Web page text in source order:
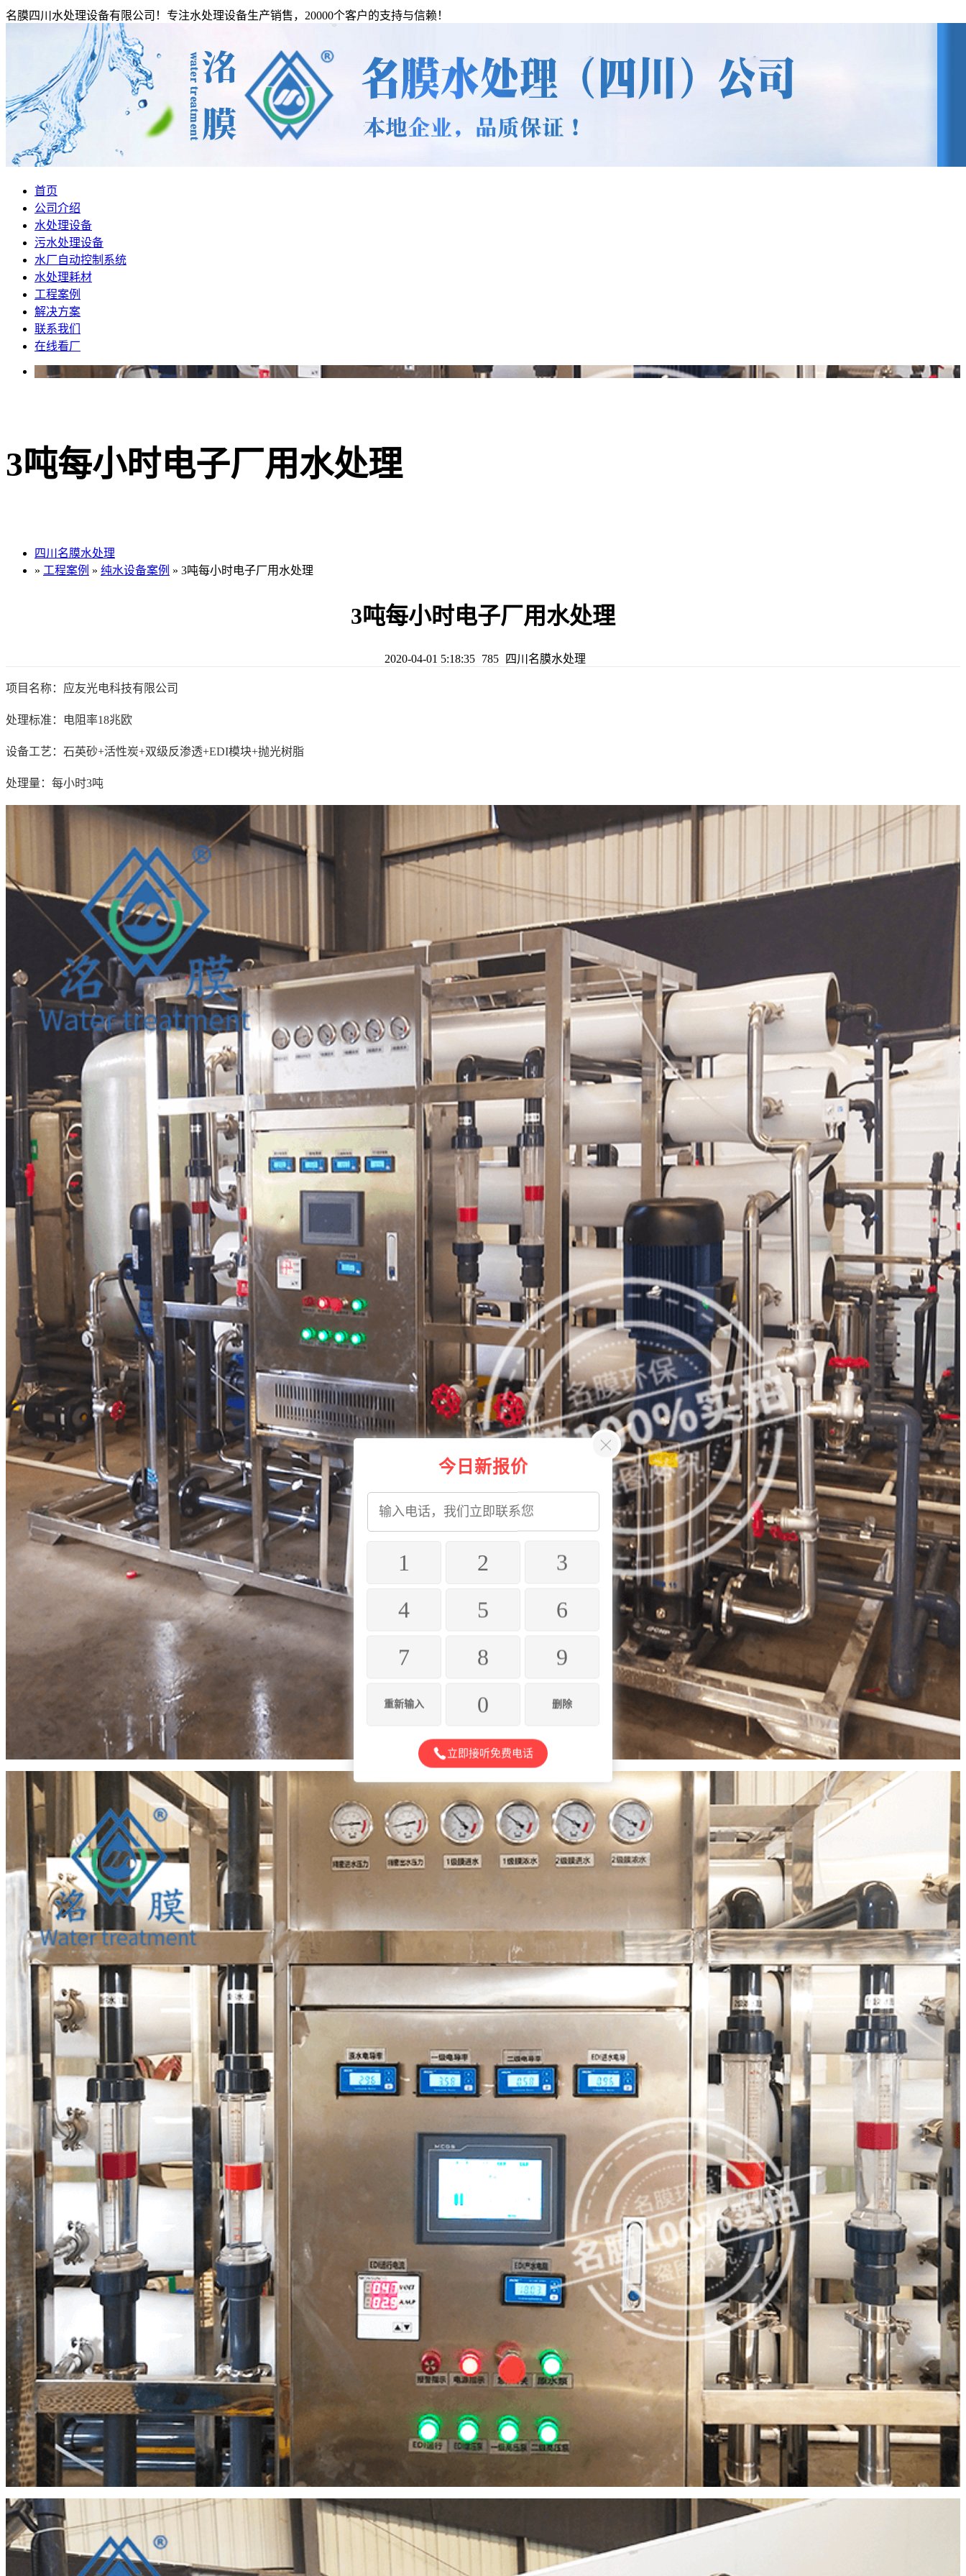
名膜四川水处理设备有限公司！专注水处理设备生产销售，20000个客户的支持与信赖！
首页
公司介绍
水处理设备
污水处理设备
水厂自动控制系统
水处理耗材
工程案例
解决方案
联系我们
在线看厂
3吨每小时电子厂用水处理
四川名膜水处理
» 工程案例 » 纯水设备案例 » 3吨每小时电子厂用水处理
3吨每小时电子厂用水处理
2020-04-01 5:18:35 785 四川名膜水处理
项目名称：应友光电科技有限公司
处理标准：电阻率18兆欧
设备工艺：石英砂+活性炭+双级反渗透+EDI模块+抛光树脂
处理量：每小时3吨
今日新报价
1 2
3
4
5
6
7
8 9
重新输入 0 删除
立即接听免费电话